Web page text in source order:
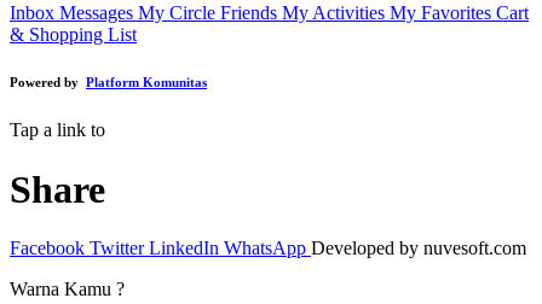
Inbox Messages My Circle Friends My Activities My Favorites Cart
& Shopping List
Powered by Platform Komunitas
Tap a link to
Share
Facebook Twitter LinkedIn WhatsApp Developed by nuvesoft.com
Warna Kamu ?